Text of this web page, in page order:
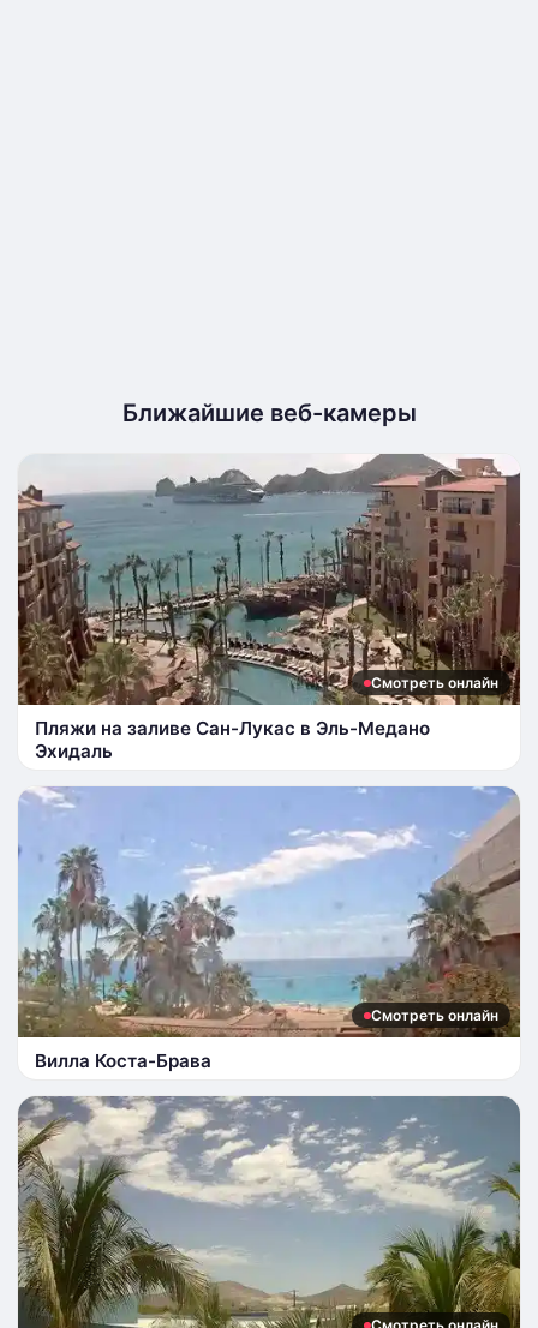
Ближайшие веб-камеры
Смотреть онлайн
Пляжи на заливе Сан-Лукас в Эль-Медано
Эхидаль
Смотреть онлайн
Вилла Коста-Брава